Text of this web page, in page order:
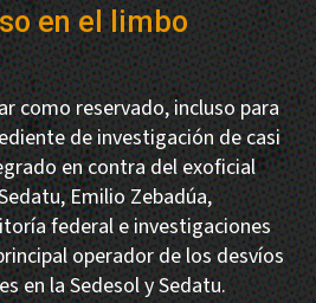
en el limbo
como reservado, incluso para
de investigación de casi
en contra del exoficial
Emilio Zebadúa,
federal e investigaciones
operador de los desvíos
en la Sedesol y Sedatu.